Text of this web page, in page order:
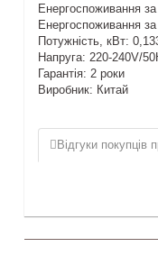
Енергоспоживання
Енергоспоживання
Потужність, кВт:
Напруга: 220-240V/
Гарантія: 2 роки
Виробник: Китай
Відгуки покупців